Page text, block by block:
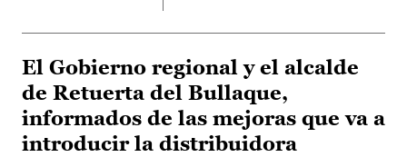
El Gobierno regional y el alcalde
de Retuerta del Bullaque,
informados de las mejoras que va a
introducir la distribuidora